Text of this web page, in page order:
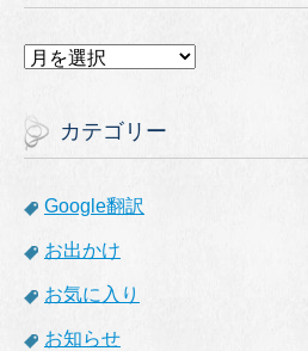
ア
イ
ブ
カテゴリー
Google翻訳
お出かけ
お気に入り
お知らせ